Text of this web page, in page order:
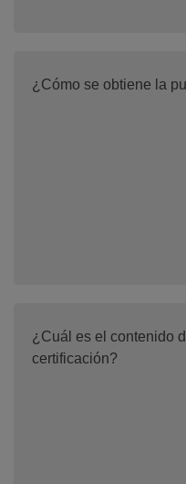
¿Cómo se obtiene la
¿Cuál es el contenido
certificación?